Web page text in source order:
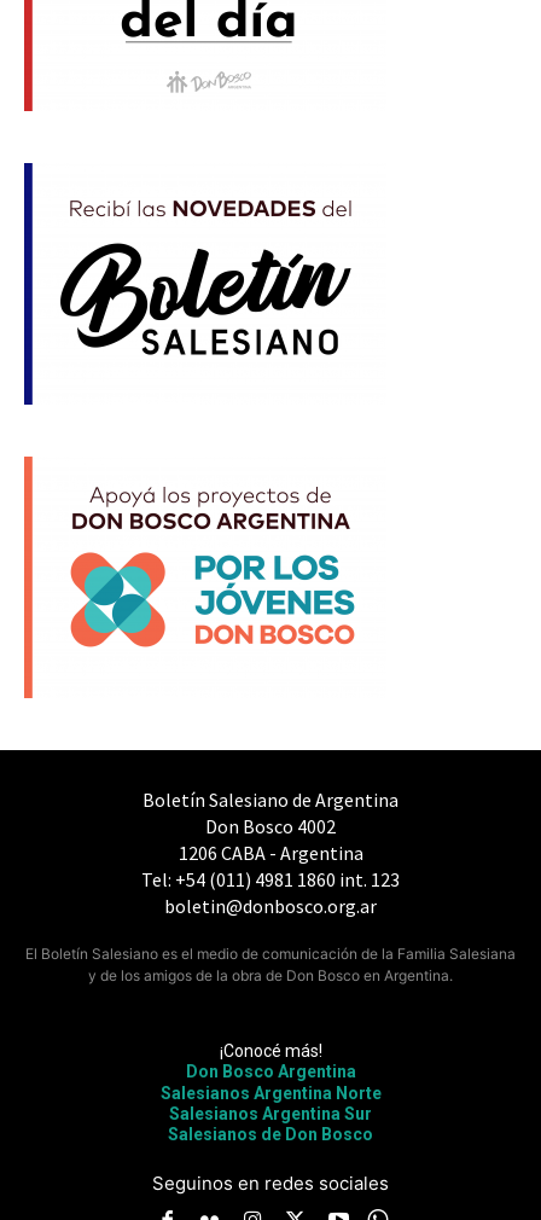
Boletín Salesiano de Argentina
Don Bosco 4002
1206 CABA - Argentina
Tel: +54 (011) 4981 1860 int. 123
boletin@donbosco.org.ar
El Boletín Salesiano es el medio de comunicación de la Familia Salesiana
y de los amigos de la obra de Don Bosco en Argentina.
¡Conocé más!
Don Bosco Argentina
Salesianos Argentina Norte
Salesianos Argentina Sur
Salesianos de Don Bosco
Seguinos en redes sociales